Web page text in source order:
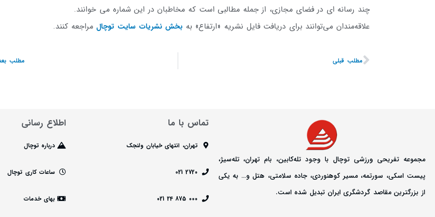
چند رسانه ای در فضای مجازی، از جمله مطالبی است که مخاطبان در این شماره می خوانند.
علاقه‌مندان می‌توانند برای دریافت فایل نشریه «ارتفاع» به بخش نشریات سایت توچال مراجعه کنند.
مطلب قبلی مطلب
مجموعه تفریحی ورزشی توچال با وجود تله‌کابین، بام تهران، تله‌سیژ،
پیست اسکی، سورتمه، مسیر کوهنوردی، جاده سلامتی، هتل و… به یکی
از بزرگترین مقاصد گردشگری ایران تبدیل شده است.
تماس با ما
تهران، انتهای خیابان ولنجک
2720 021
000 875 24 021
اطلاع رسانی
درباره توچال
ساعات کاری توچال
بهای خدمات